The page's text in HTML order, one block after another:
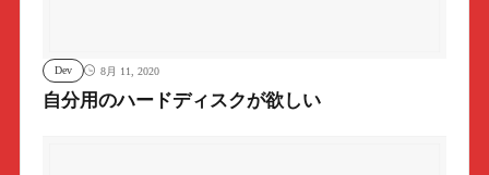
Dev 8月 11, 2020
自分用のハードディスクが欲しい